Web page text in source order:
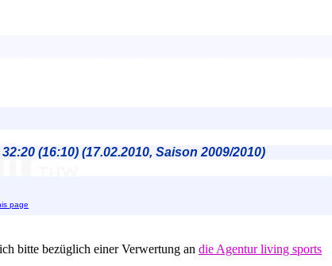
(16:10) (17.02.2010, Saison 2009/2010)
page
bitte bezüglich einer Verwertung an die Agentur living sports